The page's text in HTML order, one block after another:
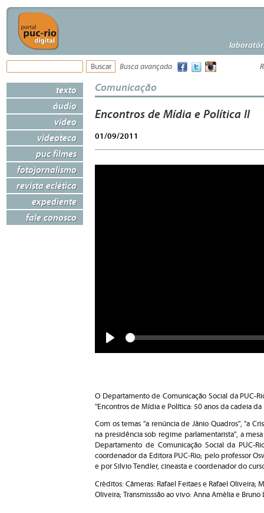
Busca avançada
texto
áudio
vídeo
videoteca
puc filmes
fotojornalismo
revista eclética
expediente
fale conosco
Comunicação
Encontros de Mídia e Política II
01/09/2011
Seek
O Departamento de Comunicação Social da PUC-
"Encontros de Mídia e Política: 50 anos da cadeia
Com os temas "a renúncia de Jânio Quadros", "a
na presidência sob regime parlamentarista", a
Departamento de Comunicação Social da PUC-
coordenador da Editora PUC-Rio; pelo professor
e por Silvio Tendler, cineasta e coordenador do
Créditos: Câmeras: Rafael Feitaes e Rafael Oliveira;
Oliveira; Transmisssão ao vivo: Anna Amélia e Bruno